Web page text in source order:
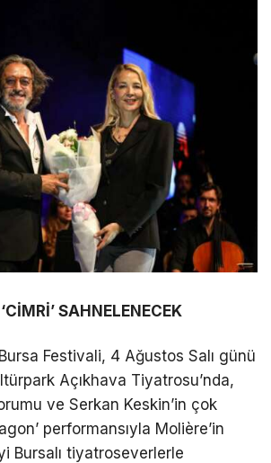
SAHNELENECEK
Festivali, 4 Ağustos Salı günü
Açıkhava Tiyatrosu’nda,
ve Serkan Keskin’in çok
performansıyla Molière’in
Bursalı tiyatroseverlerle